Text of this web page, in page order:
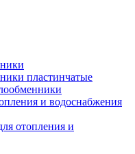
пластинчатые
и водоснабжения
отопления и